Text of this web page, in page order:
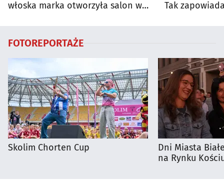
włoska marka otworzyła salon w
Tak
FOTOREPORTAŻE
Skolim Chorten Cup
Dni Miasta
na Rynku